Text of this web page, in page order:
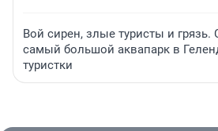
Вой сирен, злые туристы и грязь.
самый большой аквапарк в
туристки